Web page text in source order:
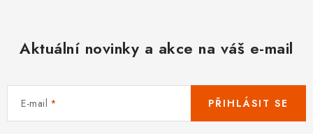
Aktuální novinky a akce na váš e-mail
E-mail PŘIHLÁSIT SE